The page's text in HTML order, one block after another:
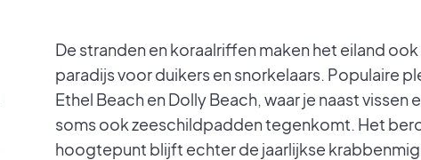
De stranden en koraalriffen maken het eiland
paradijs voor duikers en snorkelaars. Populaire
Ethel Beach en Dolly Beach, waar je naast vissen
soms ook zeeschildpadden tegenkomt. Het
hoogtepunt blijft echter de jaarlijkse